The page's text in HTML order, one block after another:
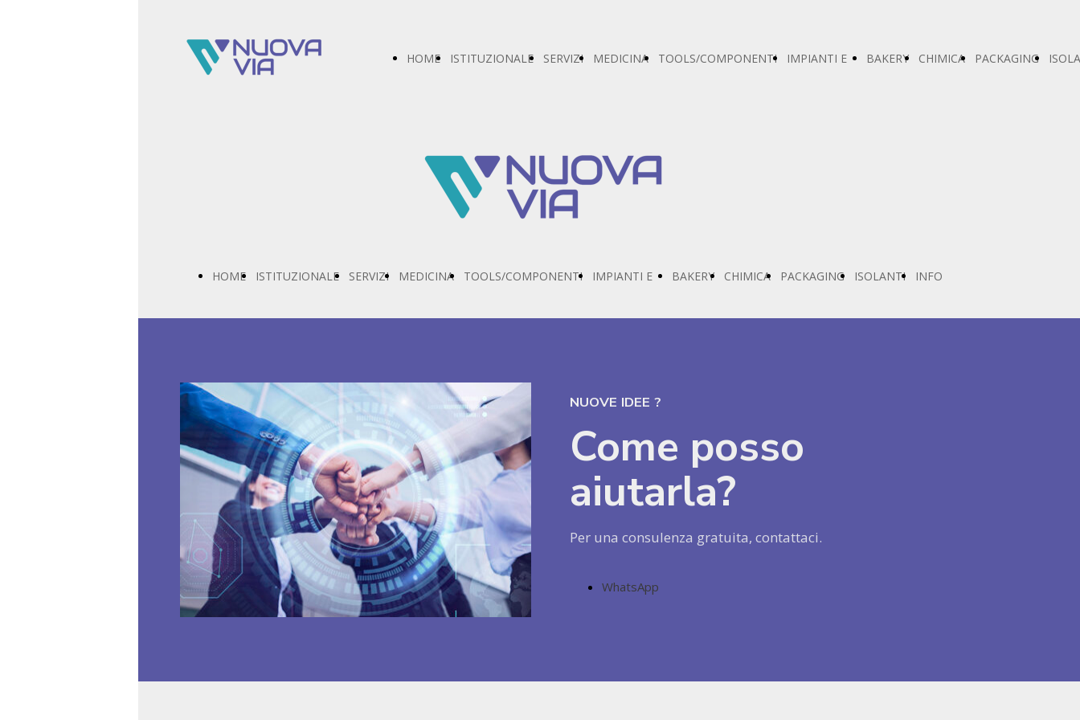
HOME ISTITUZIONALE SERVIZI MEDICINA TOOLS/COMPONENTI IMPIANTI E BAKERY CHIMICA PACKAGING
HOME ISTITUZIONALE SERVIZI MEDICINA TOOLS/COMPONENTI IMPIANTI E BAKERY CHIMICA PACKAGING ISOLANTI INFO
NUOVE IDEE ?
Come posso
aiutarla?
Per una consulenza gratuita, contattaci.
WhatsApp